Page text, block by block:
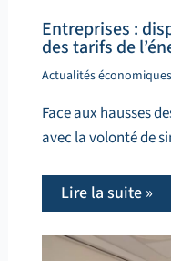
Entreprises :
des tarifs de
Actualités économiques
Face aux hausses
avec la volonté de
Lire la suite »